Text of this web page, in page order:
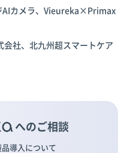
AIカメラ、Vieureka×Primax
会社、北九州超スマートケア
へのご相談
導入について